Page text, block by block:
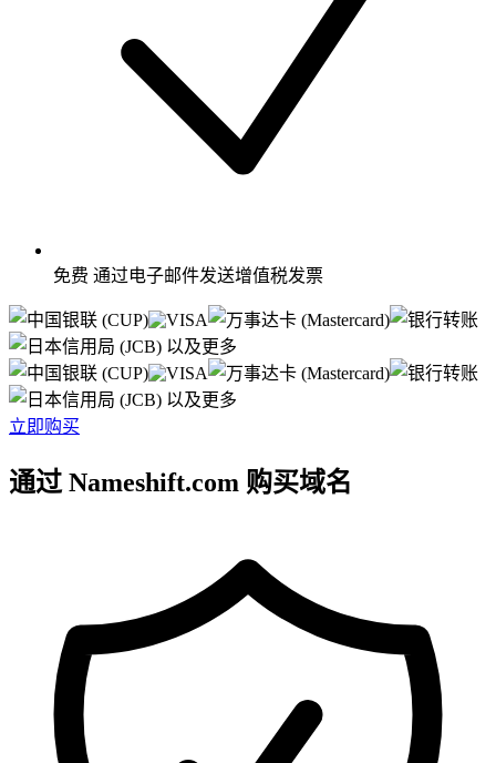
免费 通过电子邮件发送增值税发票
以及更多
以及更多
立即购买
通过 Nameshift.com 购买域名